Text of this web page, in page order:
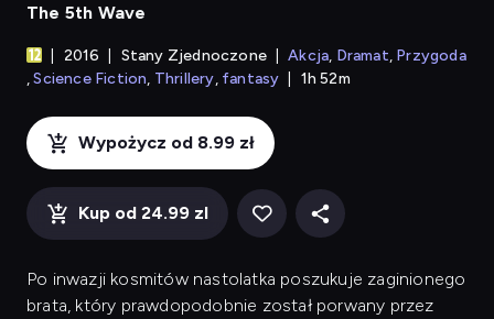
The 5th Wave
2016 Stany Zjednoczone Akcja Dramat Przygoda
Science Fiction Thrillery fantasy 1h 52m
Wypożycz od 8.99 zł
Kup od 24.99 zl
Po inwazji kosmitów nastolatka poszukuje zaginionego
brata, który prawdopodobnie został porwany przez